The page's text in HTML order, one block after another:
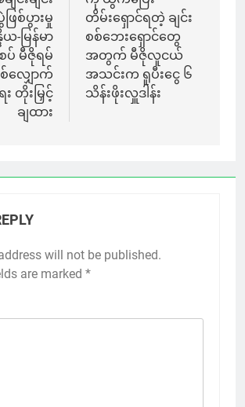
စ်ပွားမှု
ယ-မြန်မာ
ပ် မီဇိုရမ်
လျှောက်
တိုးမြှင့်
ချထား
တိမ်းရှောင်ရတဲ့ ချင်း
စစ်ဘေးရှောင်တွေ
အတွက် မီဇိုလူငယ်
အသင်းက ရူပီးငွေ ၆
သိန်းဖိုးလှူဒါန်း
will not be published.
are marked *